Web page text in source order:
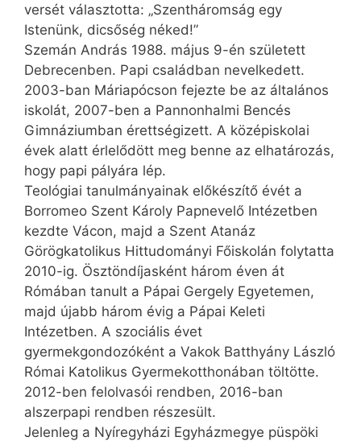
versét választotta: „Szentháromság egy
Istenünk, dicsőség néked!”
Szemán András 1988. május 9-én született
Debrecenben. Papi családban nevelkedett.
2003-ban Máriapócson fejezte be az általános
iskolát, 2007-ben a Pannonhalmi Bencés
Gimnáziumban érettségizett. A középiskolai
évek alatt érlelődött meg benne az elhatározás,
hogy papi pályára lép.
Teológiai tanulmányainak előkészítő évét a
Borromeo Szent Károly Papnevelő Intézetben
kezdte Vácon, majd a Szent Atanáz
Görögkatolikus Hittudományi Főiskolán folytatta
2010-ig. Ösztöndíjasként három éven át
Rómában tanult a Pápai Gergely Egyetemen,
majd újabb három évig a Pápai Keleti
Intézetben. A szociális évet
gyermekgondozóként a Vakok Batthyány László
Római Katolikus Gyermekotthonában töltötte.
2012-ben felolvasói rendben, 2016-ban
alszerpapi rendben részesült.
Jelenleg a Nyíregyházi Egyházmegye püspöki